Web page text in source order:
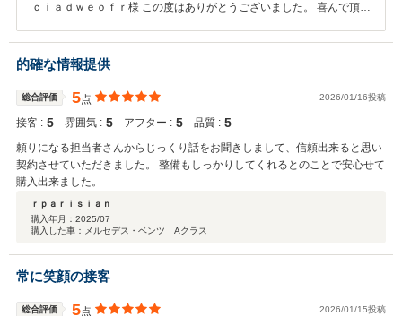
ｃｉａｄｗｅｏｆｒ様 この度はありがとうございました。 喜んで頂
的確な情報提供
総合評価 5点 2026/01/16投稿
接客 : 5 雰囲気 : 5 アフター : 5 品質 : 5
頼りになる担当者さんからじっくり話をお聞きしまして、信頼出来ると思い
契約させていただきました。 整備もしっかりしてくれるとのことで安心せて
購入出来ました。
ｒｐａｒｉｓｉａｎ
購入年月： 2025/07
購入した車：メルセデス・ベンツ Aクラス
常に笑顔の接客
総合評価 5点 2026/01/15投稿